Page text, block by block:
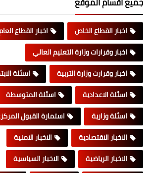
اخبار القطاع الخاص
اخبار القطاع
اخبار وقرارات وزارة التعليم العالي
اخبار وقرارت وزارة التربية
اسئلة
اسئلة الاعدادية
اسئلة المتوسطة
اسئلة وزارية
استمارة القبول
الاخبار الاقتصادية
الاخبار الامنية
الاخبار الرياضية
الاخبار السياسية